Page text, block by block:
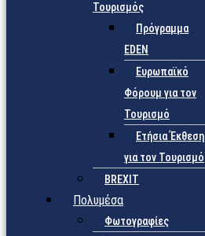
Τουρισμός
Πρόγραμμα
EDEN
Ευρωπαϊκό
Φόρουμ για τον
Τουρισμό
Ετήσια Έκθεση
για τον Τουρισμό
BREXIT
Πολυμέσα
Φωτογραφίες